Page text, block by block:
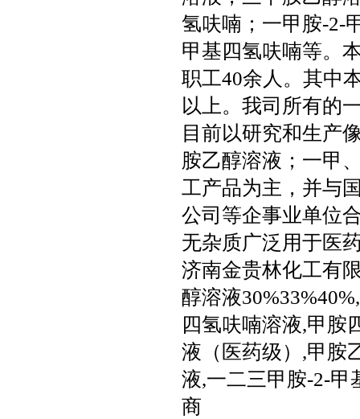
氢呋喃；一甲胺-2-
甲基四氢呋喃等。
职工40余人。其中
以上。我司所有的
目前以研究和生产
胺乙醇溶液；一甲
工产品为主，并与
公司等企事业单位
无杂质广泛用于医
济南金贵林化工有
醇溶液
四氢呋喃溶液,甲胺
液（医药级）,甲胺
液,一二三甲胺-2-甲
商